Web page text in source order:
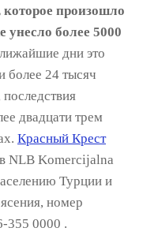
которое произошло
более 5000
дни это
более 24 тысяч
двадцати трем
Красный Крест
NLB Komercijalna
Турции и
номер
355 0000 .